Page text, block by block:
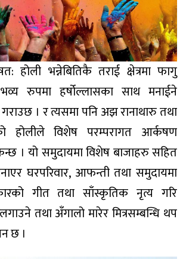
होली भन्नेबितिकै तराई क्षेत्रमा फागु
रुपमा हर्षोल्लासका साथ मनाईने
। र त्यसमा पनि अझ रानाथारु तथा
होलीले विशेष परम्परागत आर्कषण
। यो समुदायमा विशेष बाजाहरु सहित
घरपरिवार, आफन्ती तथा समुदायमा
गीत तथा साँस्कृतिक नृत्य गरि
तथा अँगालो मारेर मित्रसम्बन्धि थप
छ ।